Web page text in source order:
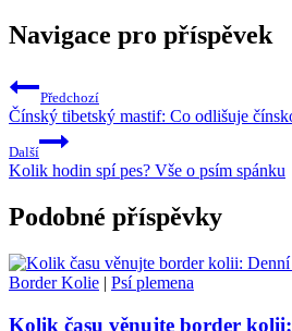
Navigace pro příspěvek
Předchozí
Čínský tibetský mastif: Co odlišuje
Další
Kolik hodin spí pes? Vše o psím spánku
Podobné příspěvky
Border Kolie | Psí plemena
Kolik času věnujte border